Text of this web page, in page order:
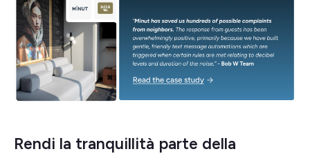
Rendi la tranquillità parte della